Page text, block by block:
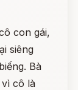
con gái,
siêng
Bà
cô là